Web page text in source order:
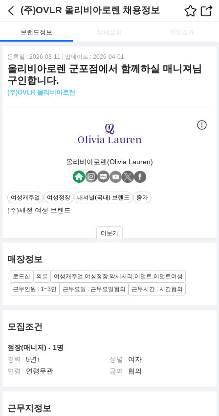
(주)OVLR 올리비아로렌 채용정보
브랜드정보 상세요강 기업소개
등록일 : 2026-03-11 | 업데이트 : 2026-04-01
올리비아로렌 군포점에서 함께하실 매니져님
구인합니다.
(주)OVLR 올리비아로렌
올리비아로렌(Olivia Lauren)
여성캐주얼 여성정장 내셔널(국내) 브랜드 중가
(주)세정 여성 브랜드
올리비아로렌(OLIVIA LAUREN)은 풍요와 생명, 평화와 안정을 의미
Lauren의 합성어로 한 가정의 안정된 생활을 디자인하고 유지해 나
가는 여성의 일상을 상징합니다.
[BRAND CONCEPT]
O와 L의 이니셜을 조합하여 Olivia Lauren을 상징화 하였고, 여성적
더보기
매장정보
로드샵 의류
여성캐주얼,여성정장,악세서리,어덜트,어덜트여성
근무인원 : 1~3인
근무요일 : 근무요일협의 근무시간 : 시간협의
모집조건
점장(매니저) - 1명
경력
5년↑ 성별
여자
연령
연령무관 급여 협의
근무지정보